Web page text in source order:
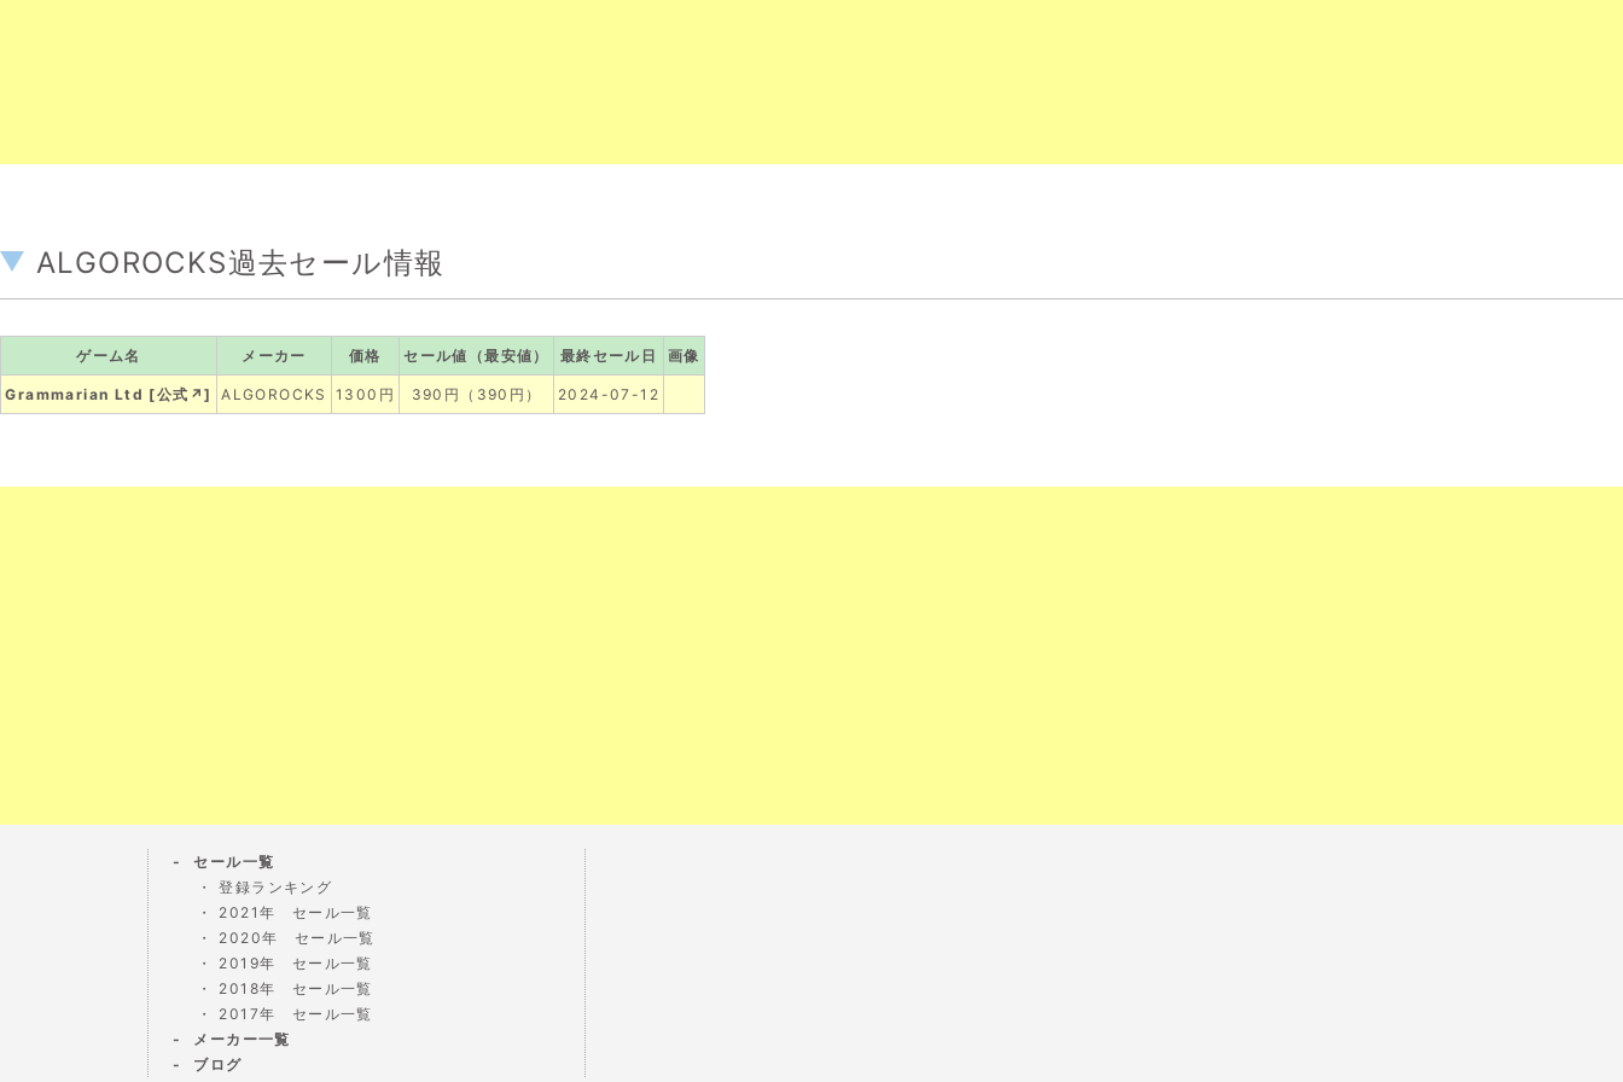
ALGOROCKS過去セール情報
ゲーム名 メーカー 価格 セール値（最安値） 最終セール日 画像
Grammarian Ltd [公式↗] ALGOROCKS 1300円 390円（390円） 2024-07-12
セール一覧
登録ランキング
2021年 セール一覧
2020年 セール一覧
2019年 セール一覧
2018年 セール一覧
2017年 セール一覧
メーカー一覧
ブログ